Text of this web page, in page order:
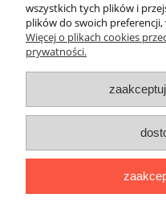
"Romanista"
Ul. Bolesława
424 186|
wszystkich tych plików i
plików do swoich
Więcej o plikach cookies
prywatności.